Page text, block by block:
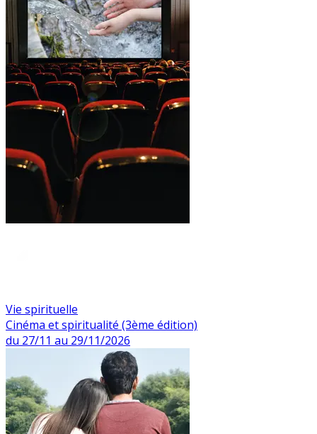
Vie spirituelle
Cinéma et spiritualité (3ème édition)
du 27/11 au 29/11/2026